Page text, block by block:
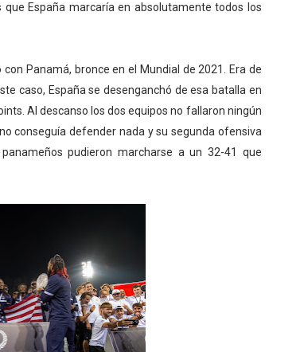
España marcaría en absolutamente todos los
Panamá, bronce en el Mundial de 2021. Era de
caso, España se desenganchó de esa batalla en
Al descanso los dos equipos no fallaron ningún
conseguía defender nada y su segunda ofensiva
pudieron marcharse a un 32-41 que